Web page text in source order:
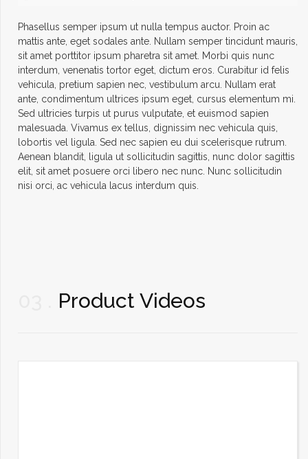
Phasellus semper ipsum ut nulla tempus auctor. Proin ac
mattis ante, eget sodales ante. Nullam semper tincidunt mauris,
sit amet porttitor ipsum pharetra sit amet. Morbi quis nunc
interdum, venenatis tortor eget, dictum eros. Curabitur id felis
vehicula, pretium sapien nec, vestibulum arcu. Nullam erat
ante, condimentum ultrices ipsum eget, cursus elementum mi.
Sed ultricies turpis ut purus vulputate, et euismod sapien
malesuada. Vivamus ex tellus, dignissim nec vehicula quis,
lobortis vel ligula. Sed nec sapien eu dui scelerisque rutrum.
Aenean blandit, ligula ut sollicitudin sagittis, nunc dolor sagittis
elit, sit amet posuere orci libero nec nunc. Nunc sollicitudin
nisi orci, ac vehicula lacus interdum quis.
Product Videos